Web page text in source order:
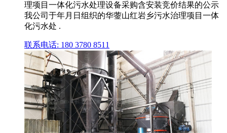
理项目一体化污水处理设备采购含安装竞价结果的公示
我公司于年月日组织的华蓥山红岩乡污水治理项目一体
化污水处 .
联系电话: 180 3780 8511